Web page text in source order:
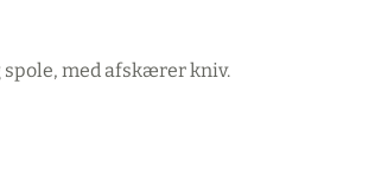
spole, med afskærer kniv.